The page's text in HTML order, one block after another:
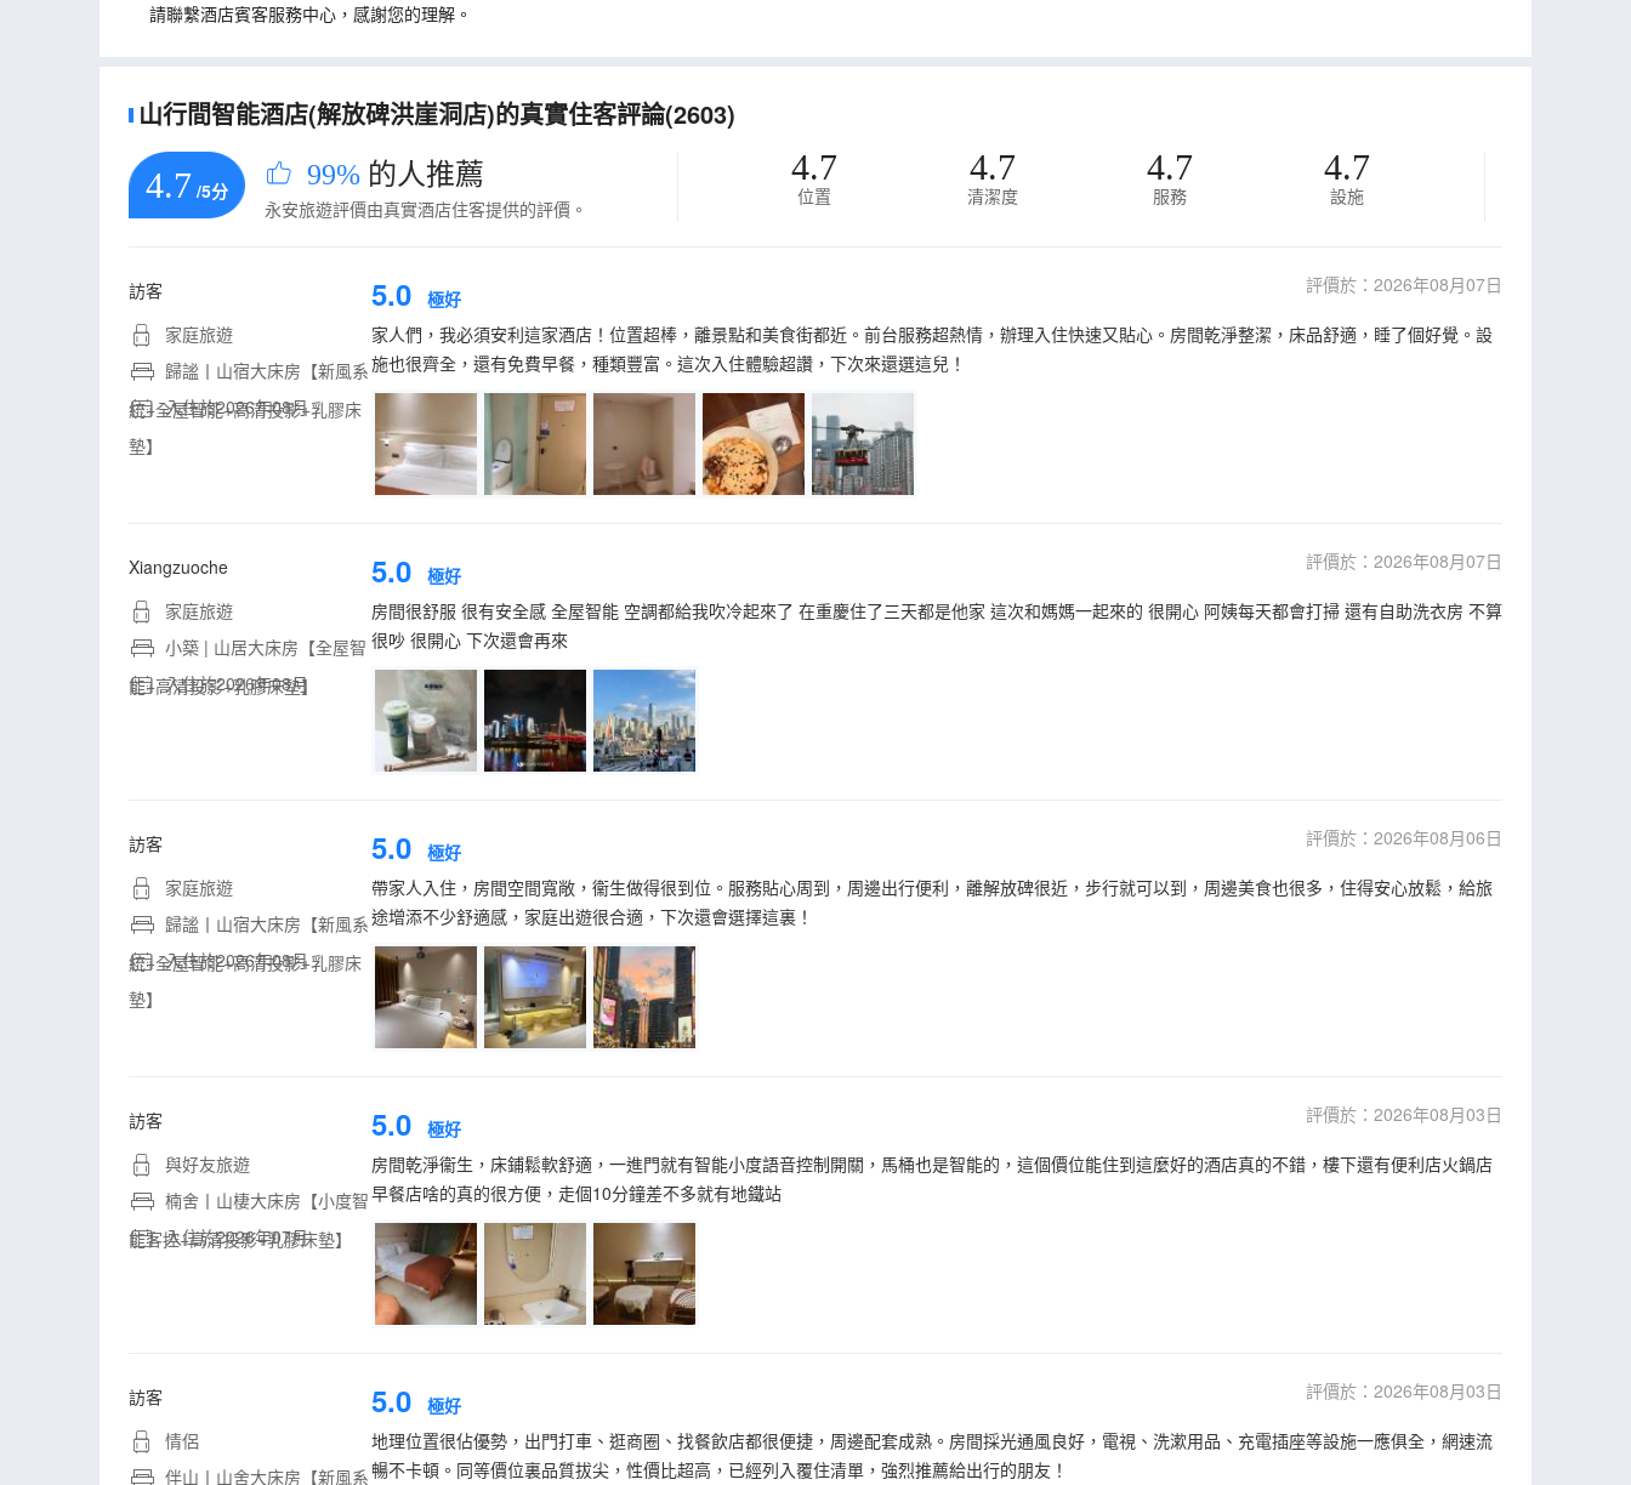
請聯繫酒店賓客服務中心，感謝您的理解。
山行間智能酒店(解放碑洪崖洞店)的真實住客評論(2603)
4.7 /5分 99% 的人推薦
永安旅遊評價由真實酒店住客提供的評價。
4.7
位置
4.7
清潔度
4.7
服務
4.7
設施
訪客
家庭旅遊
歸謐丨山宿大床房【新風系
統+全屋智能+高清投影+乳膠床
墊】
入住於2026年08月
5.0 極好
評價於：2026年08月07日
家人們，我必須安利這家酒店！位置超棒，離景點和美食街都近。前台服務超熱情，辦理入住快速又貼心。房間乾淨整潔，床品舒適，睡了個好覺。設
施也很齊全，還有免費早餐，種類豐富。這次入住體驗超讚，下次來還選這兒！
Xiangzuoche
家庭旅遊
小築 | 山居大床房【全屋智
能+高清投影+乳膠床墊】
入住於2026年08月
5.0 極好
評價於：2026年08月07日
房間很舒服 很有安全感 全屋智能 空調都給我吹冷起來了 在重慶住了三天都是他家 這次和媽媽一起來的 很開心 阿姨每天都會打掃 還有自助洗衣房 不算
很吵 很開心 下次還會再來
訪客
家庭旅遊
歸謐丨山宿大床房【新風系
統+全屋智能+高清投影+乳膠床
墊】
入住於2026年08月
5.0 極好
評價於：2026年08月06日
帶家人入住，房間空間寬敞，衞生做得很到位。服務貼心周到，周邊出行便利，離解放碑很近，步行就可以到，周邊美食也很多，住得安心放鬆，給旅
途增添不少舒適感，家庭出遊很合適，下次還會選擇這裏！
訪客
與好友旅遊
楠舍丨山棲大床房【小度智
能客控+高清投影+乳膠床墊】
入住於2026年07月
5.0 極好
評價於：2026年08月03日
房間乾淨衞生，床鋪鬆軟舒適，一進門就有智能小度語音控制開關，馬桶也是智能的，這個價位能住到這麼好的酒店真的不錯，樓下還有便利店火鍋店
早餐店啥的真的很方便，走個10分鐘差不多就有地鐵站
訪客
情侶
伴山丨山舍大床房【新風系
5.0 極好
評價於：2026年08月03日
地理位置很佔優勢，出門打車、逛商圈、找餐飲店都很便捷，周邊配套成熟。房間採光通風良好，電視、洗漱用品、充電插座等設施一應俱全，網速流
暢不卡頓。同等價位裏品質拔尖，性價比超高，已經列入覆住清單，強烈推薦給出行的朋友！